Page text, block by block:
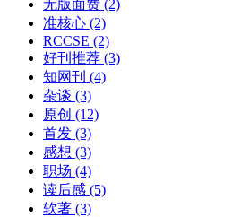
无版面费 (2)
准核心 (2)
RCCSE (2)
好刊推荐 (3)
知网刊 (4)
杂谈 (3)
原创 (12)
首发 (3)
感想 (3)
职场 (4)
读后感 (5)
软著 (3)